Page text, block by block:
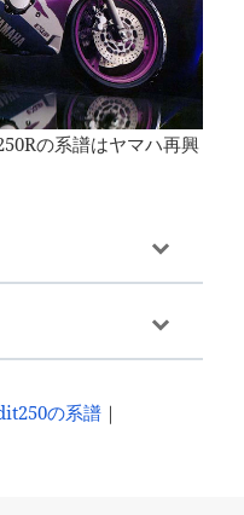
の系譜はヤマハ再興
の系譜 ｜